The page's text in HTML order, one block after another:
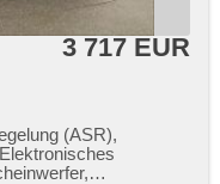
3 717 EUR
(ASR),